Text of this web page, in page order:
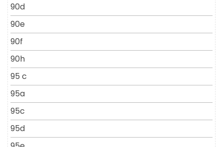
90d
90e
90f
90h
95 c
95a
95c
95d